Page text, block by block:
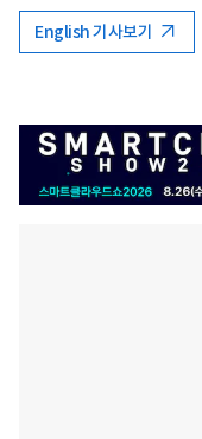
English 기사보기